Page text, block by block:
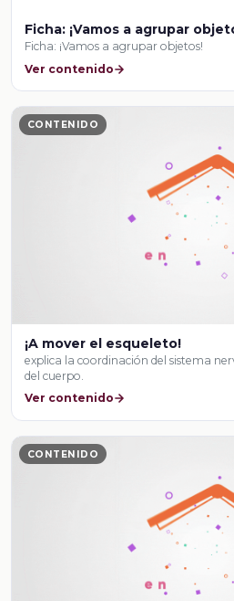
Ficha: ¡Vamos a agrupar
Ficha: ¡Vamos a agrupar objetos!
Ver contenido
CONTENIDO
¡A mover el esqueleto!
explica la coordinación del sistema
del cuerpo.
Ver contenido
CONTENIDO